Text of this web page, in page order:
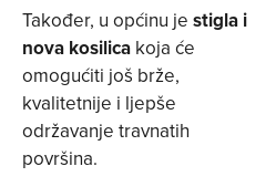
Također, u općinu je stigla i
nova kosilica koja će
omogućiti još brže,
kvalitetnije i ljepše
održavanje travnatih
površina.